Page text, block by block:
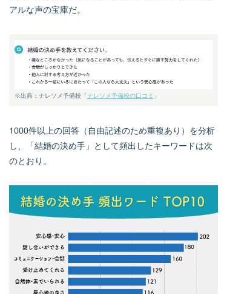
アルな声の宝庫だ。
※出典：ナレソメ予備校「ナレソメ予備校の口コミ 」
1000件以上の回答（自由記述のため重複あり）を分析
し、「結婚の決め手」として頻出したキーワードは次
のとおり。